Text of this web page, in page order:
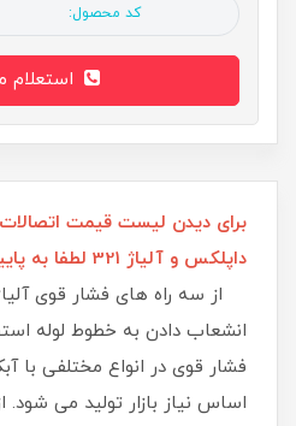
کد محصول:
برای دیدن لیست قیمت اتصالات
داپلکس و آلیاژ 321 لطفا به پایین صفحه مراجعه کنید .
از سه راه های فشار قوی
انشعاب دادن به خطوط لوله
فشار قوی در انواع مختلفی با
اساس نیاز بازار تولید می